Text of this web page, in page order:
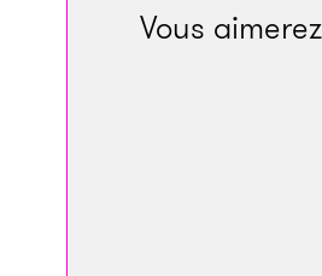
Vous